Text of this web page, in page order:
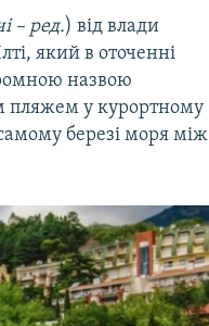
– ред.) від влади
який в оточенні
назвою
пляжем у курортному
березі моря між